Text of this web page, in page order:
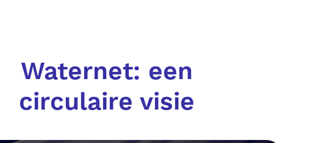
Waternet: een
circulaire visie